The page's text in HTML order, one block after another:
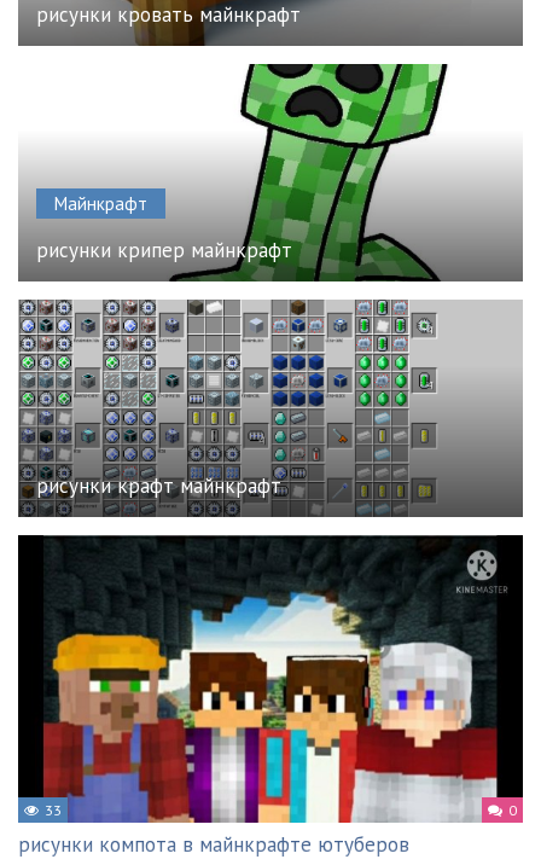
рисунки кровать майнкрафт
Майнкрафт
рисунки крипер майнкрафт
рисунки крафт майнкрафт
33 0
рисунки компота в майнкрафте ютуберов